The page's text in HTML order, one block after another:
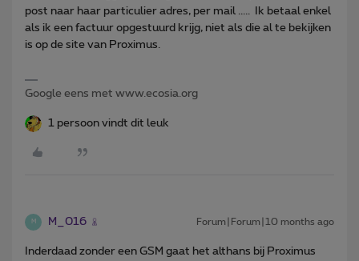
post naar haar particulier adres, per mail ..... Ik betaal enkel
als ik een factuur opgestuurd krijg, niet als die al te bekijken
is op de site van Proximus.
Google eens met www.ecosia.org
1 persoon vindt dit leuk
M M_016 Forum|Forum|10 months ago
Inderdaad zonder een GSM gaat het althans bij Proximus